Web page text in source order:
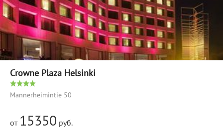
Crowne Plaza Helsinki
Mannerheimintie 50
от 15350 руб.